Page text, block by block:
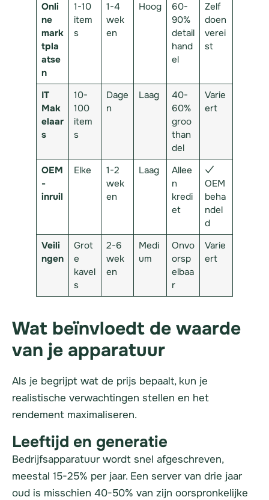
Onli
ne
mark
tpla
atse
n
1-10
item
s
1-4
wek
en
Hoog
60-
90%
detail
hand
el
Zelf
doen
verei
st
IT
Mak
elaar
s
10-
100
item
s
Dage
n
Laag
40-
60%
groo
than
del
Varie
ert
OEM
-
inruil
Elke
1-2
wek
en
Laag
Allee
n
kredi
et
✓
OEM
beha
ndel
d
Veili
ngen
Grot
e
kavel
s
2-6
wek
en
Medi
um
Onvo
orsp
elbaa
r
Varie
ert
Wat beïnvloedt de waarde
van je apparatuur
Als je begrijpt wat de prijs bepaalt, kun je
realistische verwachtingen stellen en het
rendement maximaliseren.
Leeftijd en generatie
Bedrijfsapparatuur wordt snel afgeschreven,
meestal 15-25% per jaar. Een server van drie jaar
oud is misschien 40-50% van zijn oorspronkelijke